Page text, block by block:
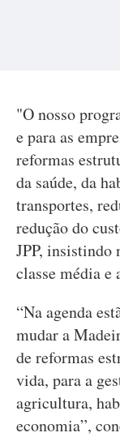
"O nosso
e para as
reformas
da saúde, da
transportes,
redução do
JPP, insistindo
classe média e
“Na agenda
mudar a
de reformas
vida, para a
agricultura,
economia”,